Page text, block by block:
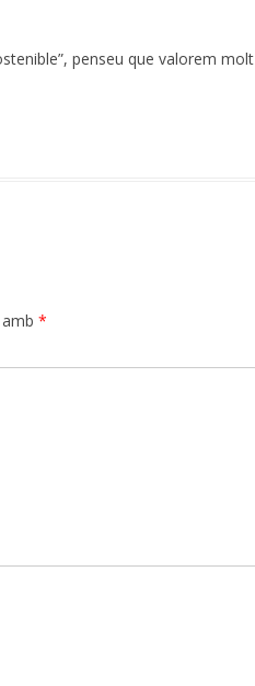
penseu que valorem
*